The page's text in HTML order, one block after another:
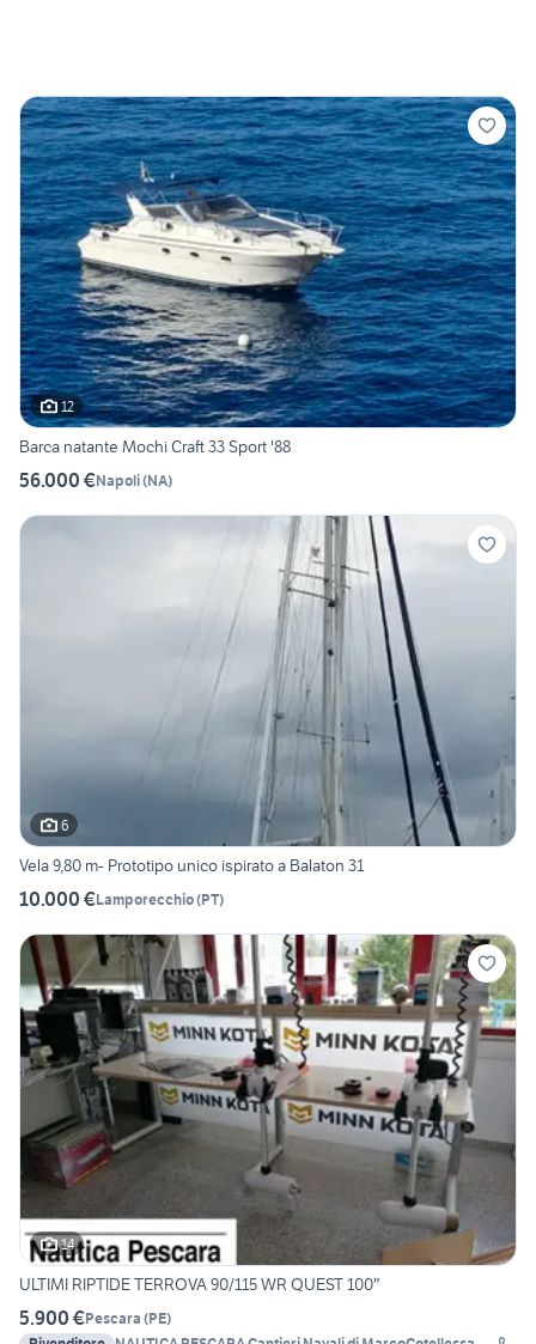
12
Barca natante Mochi Craft 33 Sport '88
56.000 €Napoli(NA)
6
Vela 9,80 m- Prototipo unico ispirato a Balaton 31
10.000 €Lamporecchio(PT)
14
ULTIMI RIPTIDE TERROVA 90/115 WR QUEST 100″
5.900 €Pescara (PE)